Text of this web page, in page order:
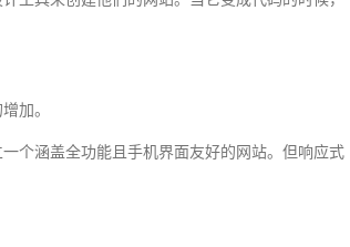
加。
个涵盖全功能且手机界面友好的网站。但响应式